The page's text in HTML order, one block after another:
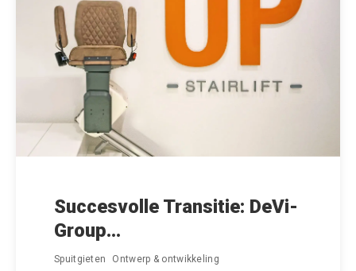
Succesvolle Transitie: DeVi-
Group...
Spuitgieten Ontwerp & ontwikkeling